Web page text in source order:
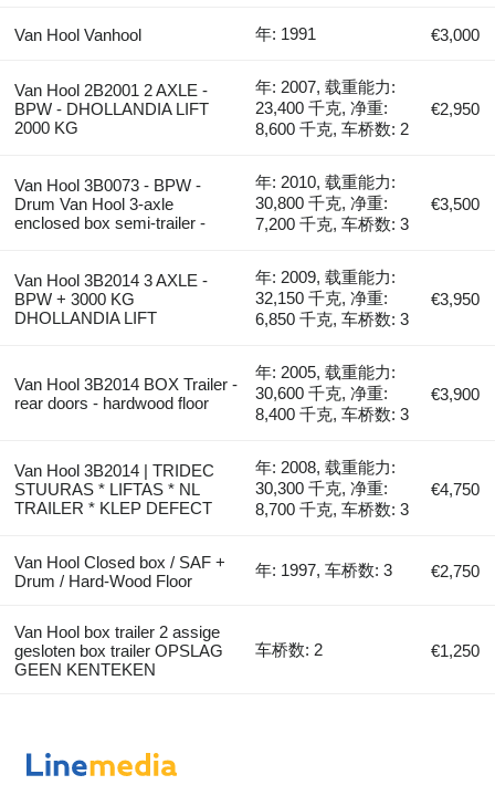
Van Hool Vanhool 年: 1991 €3,000
Van Hool 2B2001 2 AXLE -
BPW - DHOLLANDIA LIFT
2000 KG
年: 2007, 载重能力:
23,400 千克, 净重:
8,600 千克, 车桥数: 2
€2,950
Van Hool 3B0073 - BPW -
Drum Van Hool 3-axle
enclosed box semi-trailer -
年: 2010, 载重能力:
30,800 千克, 净重:
7,200 千克, 车桥数: 3
€3,500
Van Hool 3B2014 3 AXLE -
BPW + 3000 KG
DHOLLANDIA LIFT
年: 2009, 载重能力:
32,150 千克, 净重:
6,850 千克, 车桥数: 3
€3,950
Van Hool 3B2014 BOX Trailer -
rear doors - hardwood floor
年: 2005, 载重能力:
30,600 千克, 净重:
8,400 千克, 车桥数: 3
€3,900
Van Hool 3B2014 | TRIDEC
STUURAS * LIFTAS * NL
TRAILER * KLEP DEFECT
年: 2008, 载重能力:
30,300 千克, 净重:
8,700 千克, 车桥数: 3
€4,750
Van Hool Closed box / SAF +
Drum / Hard-Wood Floor
年: 1997, 车桥数: 3 €2,750
Van Hool box trailer 2 assige
gesloten box trailer OPSLAG
GEEN KENTEKEN
车桥数: 2 €1,250